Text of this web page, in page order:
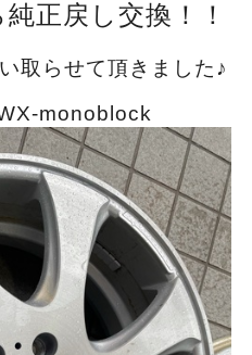
正戻し交換！！
取らせて頂きました♪
monoblock